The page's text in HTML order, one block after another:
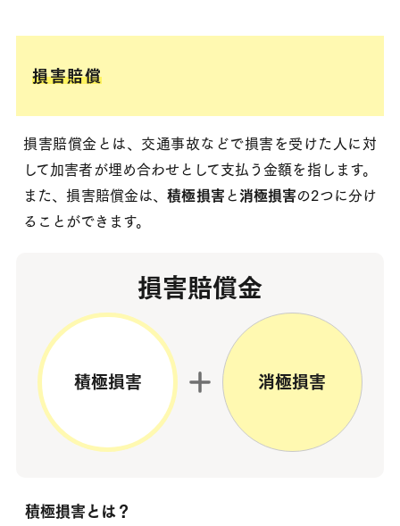
損害賠償
損害賠償金とは、交通事故などで損害を受けた人に対
して加害者が埋め合わせとして支払う金額を指します。
また、損害賠償金は、積極損害 と 消極損害の2つに分け
ることができます。
損害賠償金
積極損害 消極損害
積極損害とは？